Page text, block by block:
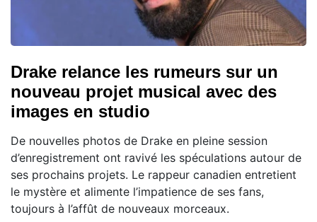
Drake relance les rumeurs sur un
nouveau projet musical avec des
images en studio
De nouvelles photos de Drake en pleine session
d’enregistrement ont ravivé les spéculations autour de
ses prochains projets. Le rappeur canadien entretient
le mystère et alimente l’impatience de ses fans,
toujours à l’affût de nouveaux morceaux.